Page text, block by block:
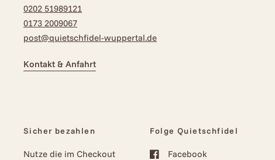
0202 51989121
0173 2009067
post@quietschfidel-wuppertal.de
Kontakt & Anfahrt
Sicher bezahlen
Nutze die im Checkout
Folge Quietschfidel
Facebook